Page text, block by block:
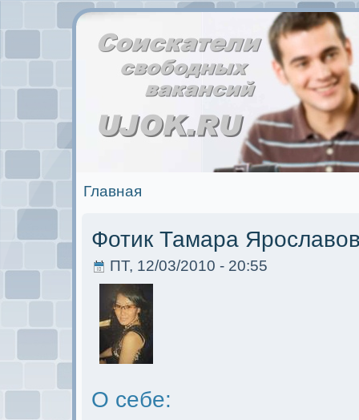
Главная
Фотик Тамара
ПТ, 12/03/2010 - 20:55
О себе: